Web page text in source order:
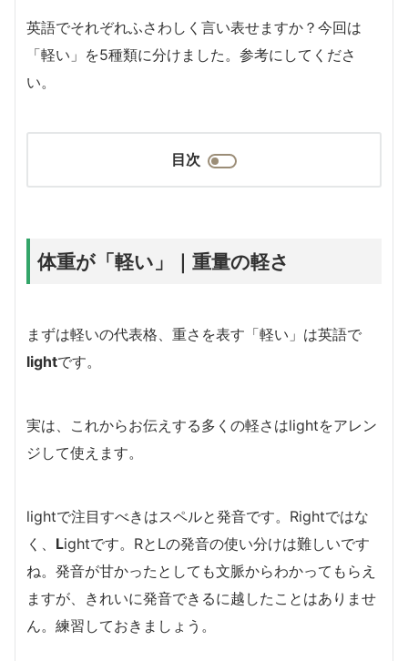
英語でそれぞれふさわしく言い表せますか？今回は
「軽い」を5種類に分けました。参考にしてくださ
い。
目次
体重が「軽い」｜重量の軽さ
まずは軽いの代表格、重さを表す「軽い」は英語で
lightです。
実は、これからお伝えする多くの軽さはlightをアレン
ジして使えます。
lightで注目すべきはスペルと発音です。Rightではな
く、 Lightです。RとLの発音の使い分けは難しいです
ね。発音が甘かったとしても文脈からわかってもらえ
ますが、きれいに発音できるに越したことはありませ
ん。練習しておきましょう。